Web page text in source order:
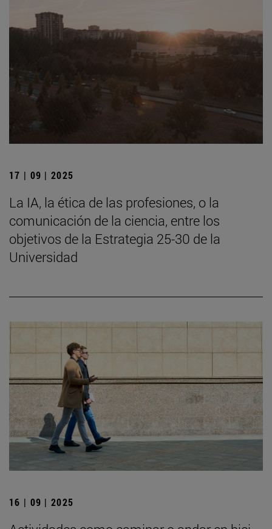
17 | 09 | 2025
La IA, la ética de las profesiones, o la
comunicación de la ciencia, entre los
objetivos de la Estrategia 25-30 de la
Universidad
16 | 09 | 2025